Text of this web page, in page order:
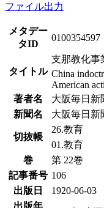
ファイル出力
メタデー
タID
0100354597
タイトル
支那教化事
China
American
著者名
大阪毎日新
新聞名
大阪毎日新
切抜帳
26.教育
01.教育
巻
第 22巻
記事番号 106
出版日
1920-06-03
出版年